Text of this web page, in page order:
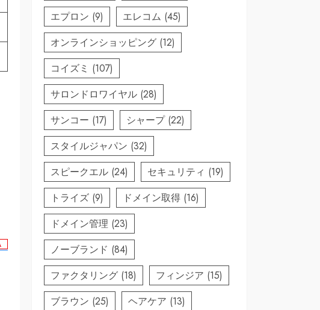
エプロン (9) エレコム (45)
オンラインショッピング (12)
コイズミ (107)
サロンドロワイヤル (28)
サンコー (17) シャープ(22)
スタイルジャパン (32)
スピークエル (24) セキュリティ (19)
トライズ (9) ドメイン取得 (16)
ドメイン管理 (23)
ノーブランド (84)
ファクタリング (18) フィンジア (15)
ブラウン (25) ヘアケア (13)